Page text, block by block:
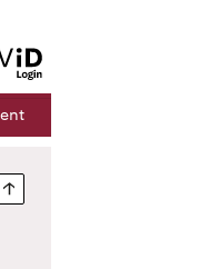
Nach oben springen